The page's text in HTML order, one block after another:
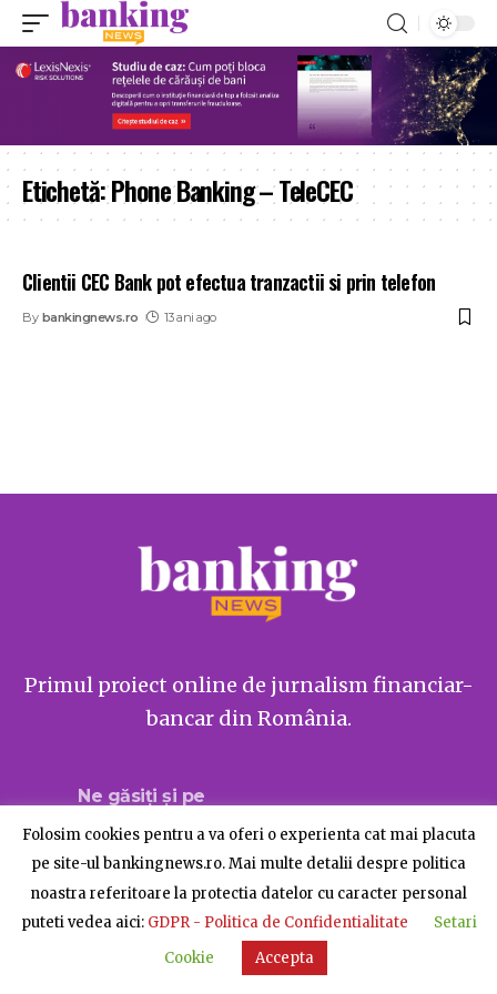
Etichetă:Phone Banking – TeleCEC
Clientii CEC Bank pot efectua tranzactii si prin telefon
By bankingnews.ro 13 ani ago
Primul proiect online de jurnalism financiar-
bancar din România.
Ne găsiți și pe
© BankingNews - Toate drepturile rezervate
Despre BankingNews Contact Publicitate
Folosim cookies pentru a va oferi o experienta cat mai placuta
pe site-ul bankingnews.ro. Mai multe detalii despre politica
noastra referitoare la protectia datelor cu caracter personal
puteti vedea aici: GDPR - Politica de Confidentialitate
Setari
Cookie
Accepta